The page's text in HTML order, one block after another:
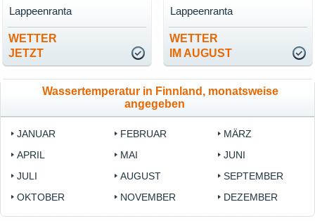
WETTER
JETZT
Lappeenranta
WETTER
IM AUGUST
Lappeenranta
Wassertemperatur in Finnland, monatsweise
angegeben
JANUAR FEBRUAR
MÄRZ
APRIL
MAI
JUNI
JULI
AUGUST
SEPTEMBER
OKTOBER
NOVEMBER DEZEMBER